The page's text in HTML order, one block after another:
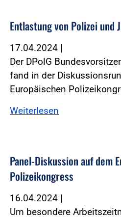
Entlastung von Polizei
17.04.2024 |
Der DPolG
fand in der
Europäischen
Weiterlesen
Panel-Diskussion auf dem
Polizeikongress
16.04.2024 |
Um besondere